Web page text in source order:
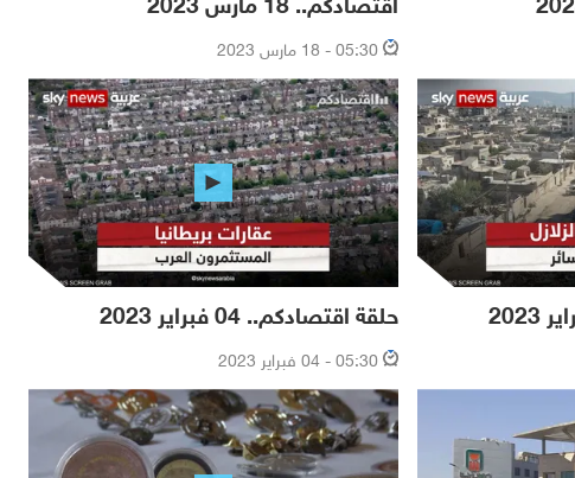
05:30 - 18 مارس 2023
حلقة اقتصادكم.. 04 فبراير 2023
05:30 - 04 فبراير 2023